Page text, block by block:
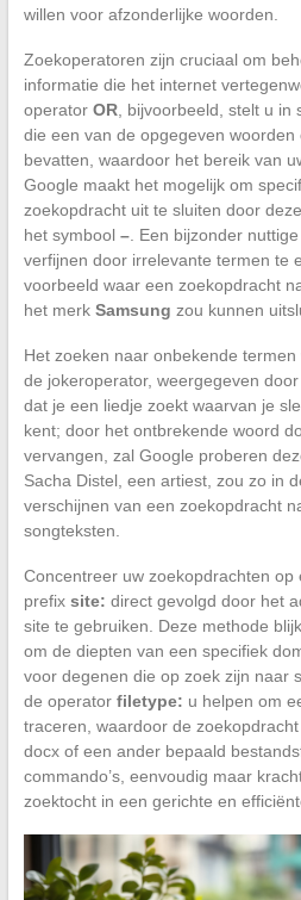
willen voor afzonderlijke woorden.
Zoekoperatoren zijn cruciaal om
informatie die het internet
operator OR, bijvoorbeeld, stelt u in
die een van de opgegeven
bevatten, waardoor het bereik van
Google maakt het mogelijk om
zoekopdracht uit te sluiten door
het symbool –. Een bijzonder
verfijnen door irrelevante termen te
voorbeeld waar een zoekopdracht
het merk Samsung zou kunnen
Het zoeken naar onbekende
de jokeroperator, weergegeven
dat je een liedje zoekt waarvan je
kent; door het ontbrekende woord
vervangen, zal Google proberen
Sacha Distel, een artiest, zou zo in
verschijnen van een zoekopdracht
songteksten.
Concentreer uw zoekopdrachten op
prefix site: direct gevolgd door het
site te gebruiken. Deze methode
om de diepten van een specifiek
voor degenen die op zoek zijn naar
de operator filetype: u helpen om
traceren, waardoor de zoekopdracht
docx of een ander bepaald
commando’s, eenvoudig maar
zoektocht in een gerichte en